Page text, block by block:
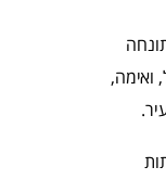
ואימה,